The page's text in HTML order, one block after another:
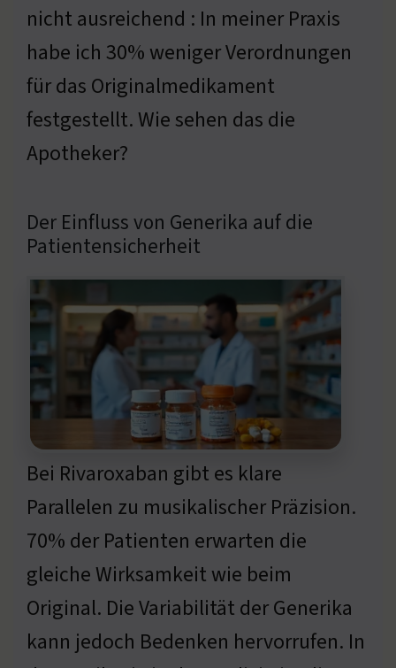
nicht ausreichend : In meiner Praxis
habe ich 30% weniger Verordnungen
für das Originalmedikament
festgestellt. Wie sehen das die
Apotheker?
Der Einfluss von Generika auf die
Patientensicherheit
Bei Rivaroxaban gibt es klare
Parallelen zu musikalischer Präzision.
70% der Patienten erwarten die
gleiche Wirksamkeit wie beim
Original. Die Variabilität der Generika
kann jedoch Bedenken hervorrufen. In